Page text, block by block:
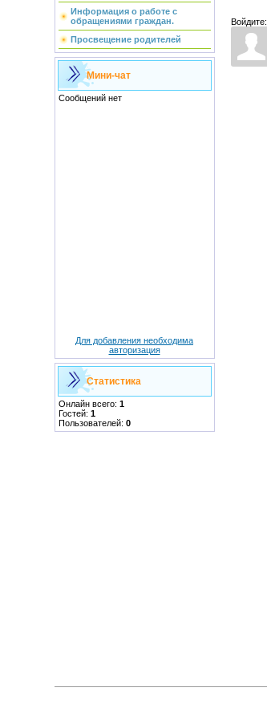
Информация о работе с
обращениями граждан.
Просвещение родителей
Мини-чат
Для добавления необходима
авторизация
Статистика
Онлайн всего: 1
Гостей: 1
Пользователей: 0
Войдите: